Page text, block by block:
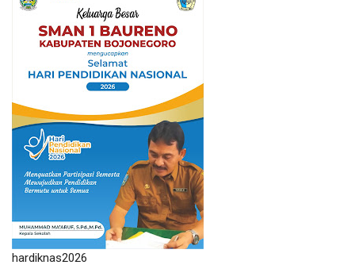
hardiknas2026